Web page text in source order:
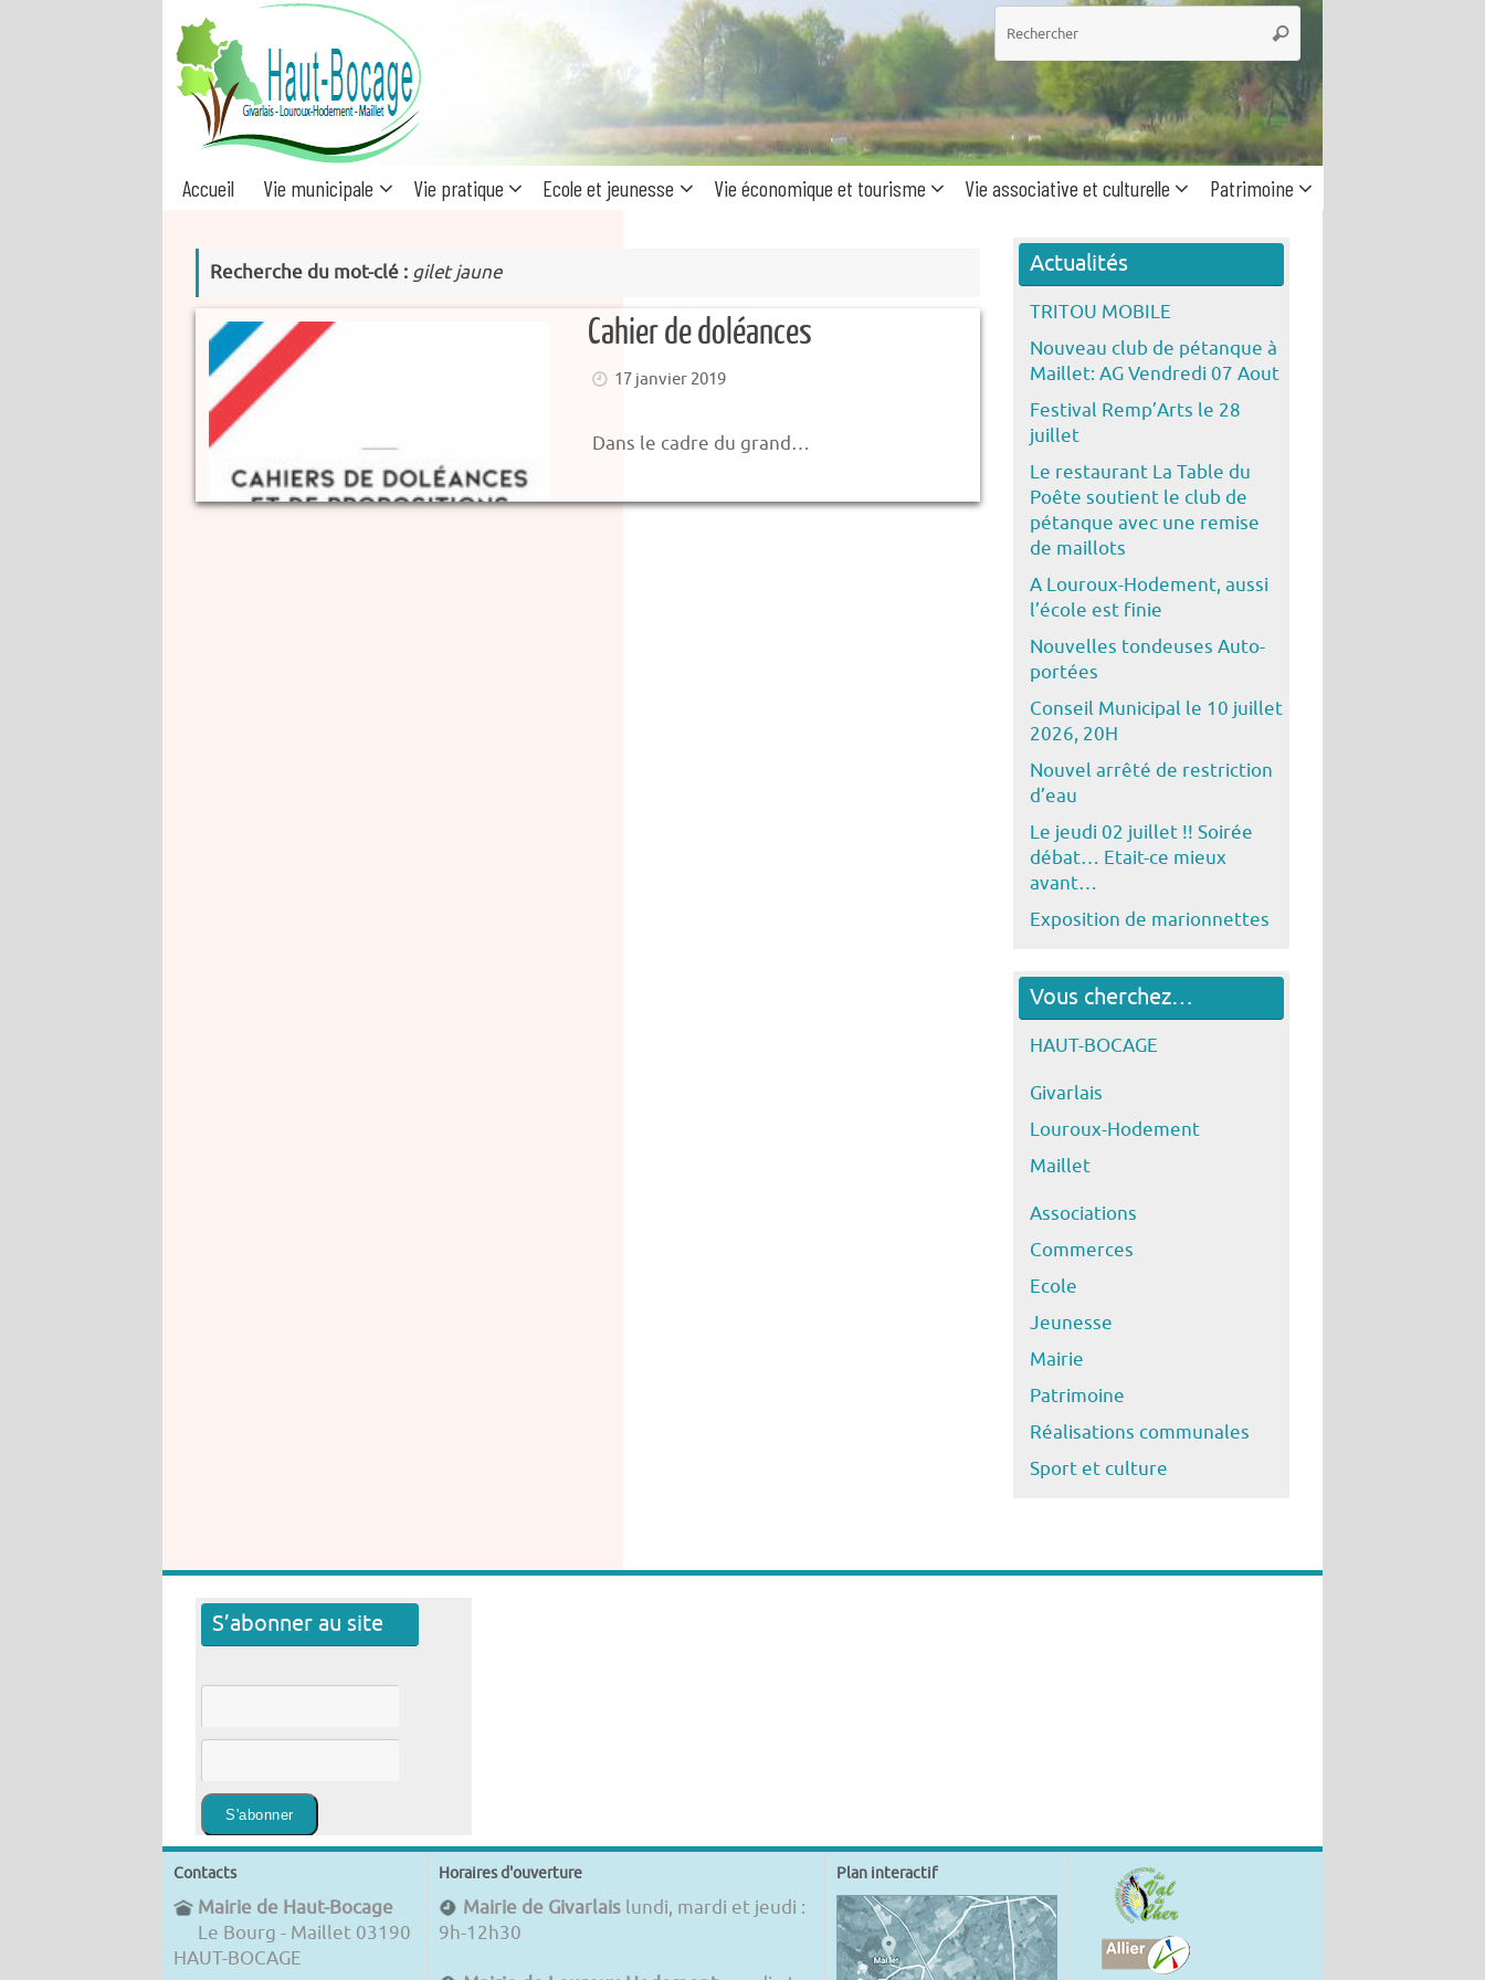
Recherche
pour
Rechercher
Accueil Vie municipale Vie pratique Ecole et jeunesse Vie économique et tourisme Vie associative et culturelle Patrimoine
Recherche du mot-clé : gilet jaune
Cahier de doléances
17 janvier 2019
Dans le cadre du grand…
Actualités
TRITOU MOBILE
Nouveau club de pétanque à
Maillet: AG Vendredi 07 Aout
Festival Remp’Arts le 28
juillet
Le restaurant La Table du
Poête soutient le club de
pétanque avec une remise
de maillots
A Louroux-Hodement, aussi
l’école est finie
Nouvelles tondeuses Auto-
portées
Conseil Municipal le 10 juillet
2026, 20H
Nouvel arrêté de restriction
d’eau
Le jeudi 02 juillet !! Soirée
débat… Etait-ce mieux
avant…
Exposition de marionnettes
Vous cherchez…
HAUT-BOCAGE
Givarlais
Louroux-Hodement
Maillet
Associations
Commerces
Ecole
Jeunesse
Mairie
Patrimoine
Réalisations communales
Sport et culture
S’abonner au site
Contacts
Mairie de Haut-Bocage
Le Bourg - Maillet 03190
HAUT-BOCAGE
Horaires d'ouverture
Mairie de Givarlais lundi, mardi et jeudi :
9h-12h30
Plan interactif